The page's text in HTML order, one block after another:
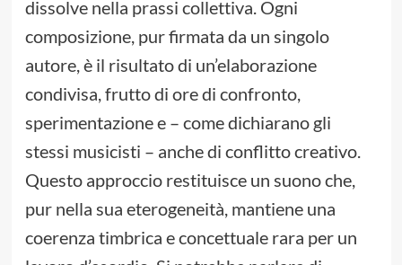
dissolve nella prassi collettiva. Ogni
composizione, pur firmata da un singolo
autore, è il risultato di un’elaborazione
condivisa, frutto di ore di confronto,
sperimentazione e – come dichiarano gli
stessi musicisti – anche di conflitto creativo.
Questo approccio restituisce un suono che,
pur nella sua eterogeneità, mantiene una
coerenza timbrica e concettuale rara per un